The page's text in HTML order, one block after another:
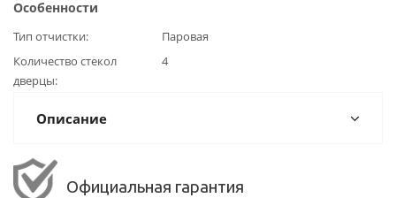
Особенности
Тип отчистки
Паровая
Количество стекол
дверцы
4
Описание
Официальная гарантия